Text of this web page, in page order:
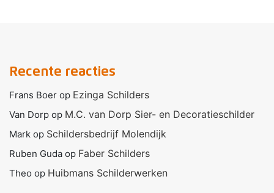
Recente reacties
Frans Boer op Ezinga Schilders
Van Dorp op M.C. van Dorp Sier- en Decoratieschilder
Mark op Schildersbedrijf Molendijk
Ruben Guda op Faber Schilders
Theo op Huibmans Schilderwerken